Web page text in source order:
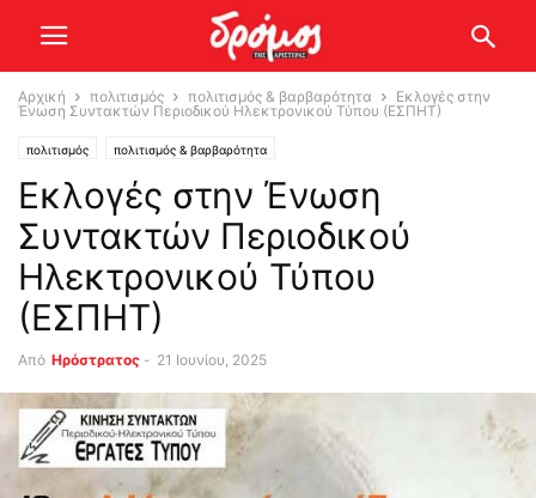
Αρχική πολιτισμός πολιτισμός & βαρβαρότητα
Εκλογές στην
Ένωση Συντακτών Περιοδικού Ηλεκτρονικού Τύπου (ΕΣΠΗΤ)
πολιτισμός πολιτισμός & βαρβαρότητα
Εκλογές στην Ένωση
Συντακτών Περιοδικού
Ηλεκτρονικού Τύπου
(ΕΣΠΗΤ)
Από Ηρόστρατος - 21 Ιουνίου, 2025